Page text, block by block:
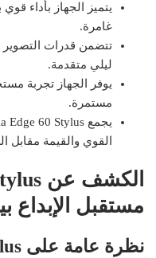
يتميز الجهاز بأداء
غامرة.
تتضمن قدرات التصوير
ليلي متقدمة.
يوفر الجهاز تجربة
مستمرة.
القوي والقيمة مقابل
مستقبل الإبداع
نظرة عامة على Motorola Edge 60 Stylus